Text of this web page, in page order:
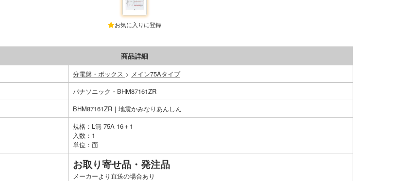
お気に入りに登録
商品詳細
分電盤・ボックス > メイン75Aタイプ
パナソニック・BHM87161ZR
BHM87161ZR｜地震かみなりあんしん
規格：L無 75A 16＋1
入数：1
単位：面
お取り寄せ品・発注品
メーカーより直送の場合あり